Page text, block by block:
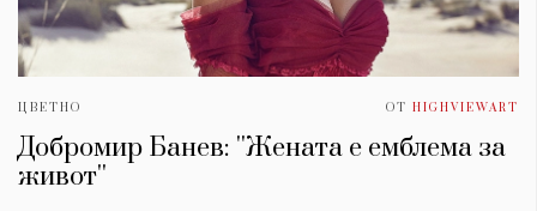
ЦВЕТНО ОТ HIGHVIEWART
Добромир Банев: ''Жената е емблема за
живот''